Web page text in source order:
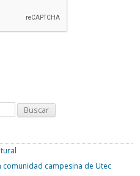
campesina de Utec